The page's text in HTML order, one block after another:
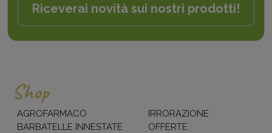
Riceverai novità sui nostri prodotti!
Shop
AGROFARMACO
BARBATELLE INNESTATE
IRRORAZIONE
OFFERTE